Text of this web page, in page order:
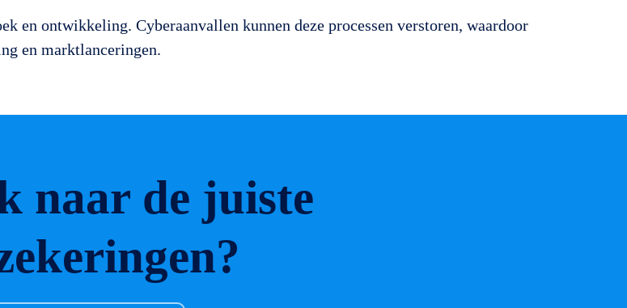
en ontwikkeling. Cyberaanvallen kunnen deze processen verstoren, waardoor
en marktlanceringen.
naar de juiste